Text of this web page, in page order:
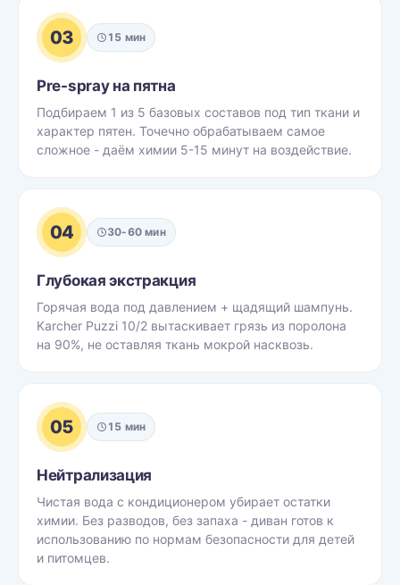
03 15 мин
Pre-spray на пятна
Подбираем 1 из 5 базовых составов под тип ткани и
характер пятен. Точечно обрабатываем самое
сложное - даём химии 5-15 минут на воздействие.
04 30-60 мин
Глубокая экстракция
Горячая вода под давлением + щадящий шампунь.
Karcher Puzzi 10/2 вытаскивает грязь из поролона
на 90%, не оставляя ткань мокрой насквозь.
05 15 мин
Нейтрализация
Чистая вода с кондиционером убирает остатки
химии. Без разводов, без запаха - диван готов к
использованию по нормам безопасности для детей
и питомцев.